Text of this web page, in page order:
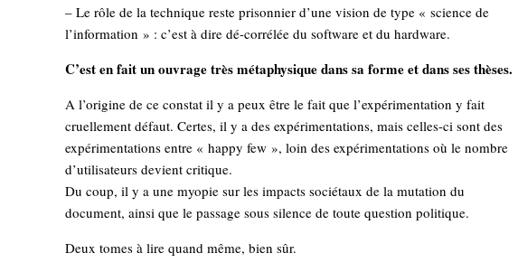
– Le rôle de la technique reste prisonnier d’une vision de type « science de
l’information » : c’est à dire dé-corrélée du software et du hardware.
C’est en fait un ouvrage très métaphysique dans sa forme et dans ses thèses.
A l’origine de ce constat il y a peux être le fait que l’expérimentation y fait
cruellement défaut. Certes, il y a des expérimentations, mais celles-ci sont des
expérimentations entre « happy few », loin des expérimentations où le nombre
d’utilisateurs devient critique.
Du coup, il y a une myopie sur les impacts sociétaux de la mutation du
document, ainsi que le passage sous silence de toute question politique.
Deux tomes à lire quand même, bien sûr.